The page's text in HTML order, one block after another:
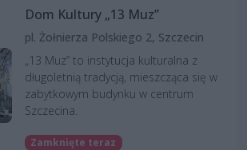
Dom Kultury „13 Muz”
pl. Żołnierza Polskiego 2, Szczecin
„13 Muz” to instytucja kulturalna z
długoletnią tradycją, mieszcząca się w
zabytkowym budynku w centrum
Szczecina.
Zamknięte teraz